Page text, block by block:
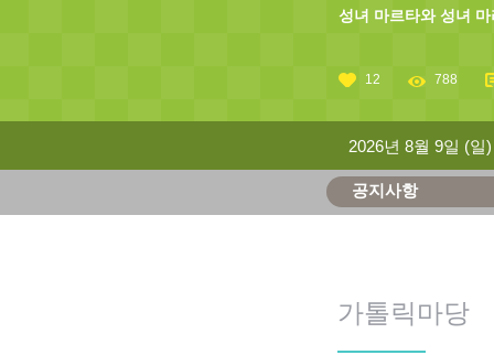
성녀 마르타와 성녀
12 788
2026년 8월 9일 (일)
공지사항
가톨릭마당